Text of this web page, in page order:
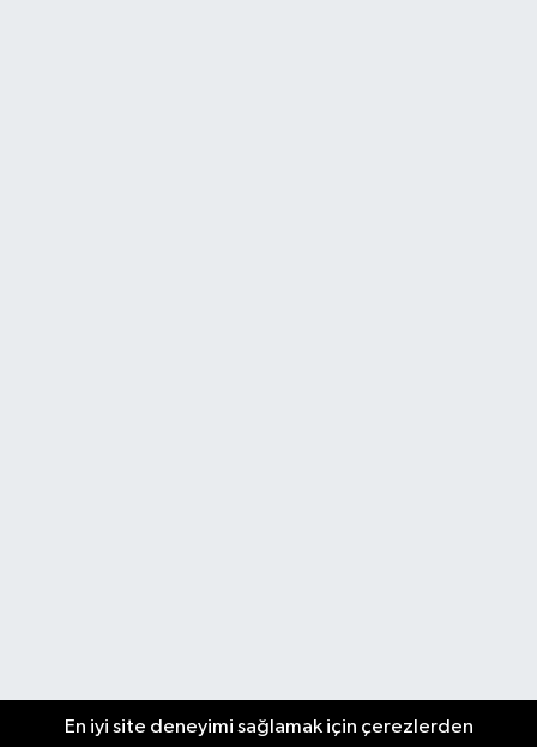
En iyi site deneyimi sağlamak için çerezlerden